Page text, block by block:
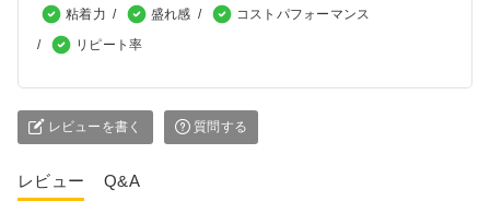
粘着力 盛れ感
コストパフォーマンス
リピート率
レビューを書く 質問する
レビュー Q&A